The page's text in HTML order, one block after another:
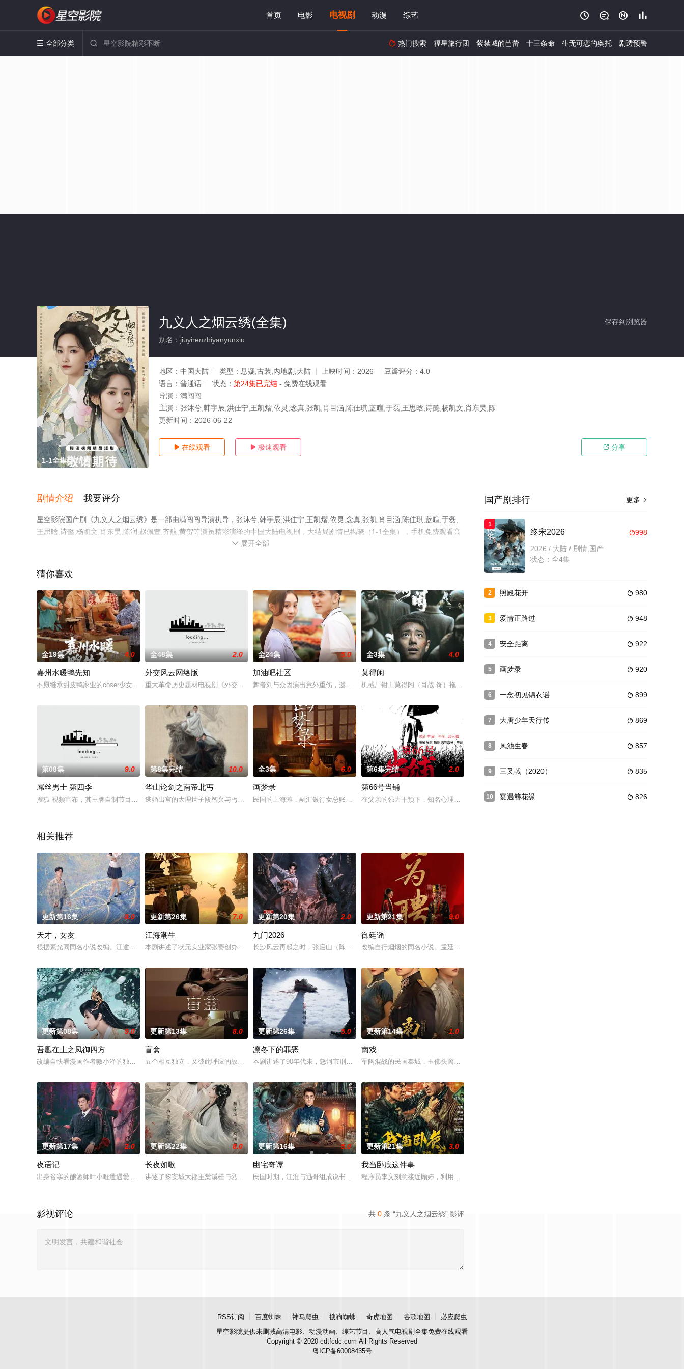
首页 电影 电视剧 动漫 综艺    
 全部分类   热门搜索 福星旅行团 紫禁城的芭蕾 十三条命 生无可恋的奥托 剧透预警
1-1全集/大结局
保存到浏览器
九义人之烟云绣(全集)
别名：jiuyirenzhiyanyunxiu
地区： 中国大陆 类型： 悬疑,古装,内地剧,大陆 上映时间： 2026 豆瓣评分： 4.0
语言： 普通话 状态： 第24集已完结 - 免费在线观看
导演： 满闯闯
主演： 张沐兮,韩宇辰,洪佳宁,王凯熠,依灵,念真,张凯,肖目涵,陈佳琪,蓝暄,于磊,王思晗,诗懿,杨凯文,肖东昊,陈
更新时间： 2026-06-22
 在线观看  极速观看  分享
剧情介绍 我要评分
星空影院国产剧《九义人之烟云绣》是一部由满闯闯导演执导，张沐兮,韩宇辰,洪佳宁,王凯熠,依灵,念真,张凯,肖目涵,陈佳琪,蓝暄,于磊,
王思晗,诗懿,杨凯文,肖东昊,陈润,赵佩萱,齐航,黄贺等演员精彩演绎的中国大陆电视剧，大结局剧情已揭晓（1-1全集），手机免费观看高
清无删减完整版电视剧全集就上星空影视，更多相关信息可移步至豆瓣电视剧、电视猫或剧情网等平台了解。
 展开全部
猜你喜欢
全19集 4.0
嘉州水暖鸭先知
不愿继承甜皮鸭家业的coser少女赵小柔，与母争吵后被对手卢晓晓撞倒，双双穿越至80年代嘉州。卢晓晓同
全48集 2.0
外交风云网络版
重大革命历史题材电视剧《外交风云》是一部宏伟壮观的史诗巨片，以宏大的历史视野，真实地再现新中国成立以来
全24集 5.0
加油吧社区
舞者刘与众因演出意外重伤，遗憾告别舞台梦。消沉返乡的他整日颓废度日，遭受旁人误解。在发小李胜利引荐下，
全3集 4.0
莫得闲
机械厂钳工莫得闲（肖战 饰）拖家带口随逃难队伍躲进山区，与被大部队遗忘的防空炮长肖衍（彭昱畅 饰）及
第08集 9.0
屌丝男士 第四季
搜狐 视频宣布，其王牌自制节目《屌 丝男士》系列第四季将于近期开拍。 在其开机发布会上，搜狐视频宣布来
第8集完结 10.0
华山论剑之南帝北丐
逃婚出宫的大理世子段智兴与丐帮弟子洪七一见如故，乌蛮女子依火误将洪七当作和亲对象，一场乌龙成就命定缘分
全3集 6.0
画梦录
民国的上海滩，融汇银行女总账姜心羽（唐诗逸饰）在升职的关口却遭人陷害，背负巨额亏空，需在十日内填补巨款
第6集完结 2.0
第66号当铺
在父亲的强力干预下，知名心理学家小梁被迫接手了家族的当铺生意。从此，小梁用新奇怪异的方式开启了自
相关推荐
更新第16集 8.0
天才，女友
根据素光同同名小说改编。江逾白长大以后，林知夏忽然对他说：“江逾白，我喜欢你，哲学和生物学意义上的喜欢
更新第26集 7.0
江海潮生
本剧讲述了状元实业家张謇创办大生企业，实业报国的故事。甲午战争后，国家蒙羞，张謇虽高中状元，却渴望寻求
更新第20集 2.0
九门2026
长沙风云再起之时，张启山（陈伟霆 饰）与吴老狗（曾舜晞 饰）强强联手，携手霍仙姑（陈瑶 饰）与九门诸人
更新第21集 9.0
御廷谣
改编自行烟烟的同名小说。孟廷辉，大平王朝有史以来个以女子进士科三元及第入翰林院的奇女子。十年前的
更新第08集 9.0
吾凰在上之凤御四方
改编自快看漫画作者嗷小泽的独家连载漫画《吾凰在上》。
更新第13集 8.0
盲盒
五个相互独立，又彼此呼应的故事——用一场精心策划的“夏令营”完成复仇的受害者；临终前与遗憾和解的“无用
更新第26集 5.0
凛冬下的罪恶
本剧讲述了90年代末，怒河市刑侦支队在无普及监控、无DNA鉴定技术的支持下，通过摸排、勘查等传统刑侦手
更新第14集 1.0
南戏
军阀混战的民国奉城，玉佛头离奇失窃，戏班主横尸戏台，将冷血少帅许又安与昆曲名伶荣筱楠推向不死不休
更新第17集 2.0
夜语记
出身贫寒的酿酒师叶小唯遭遇爱人程桉、恩师林晚媚的双重背叛。她从恨意中涅槃重生，借私生女桑落的身份入住程
更新第22集 8.0
长夜如歌
讲述了黎安城大郡主棠溪槿与烈云峥之间曲折动人的情感，以及他们在复杂局势中坚守初心、勇敢面对困难的爱情故
更新第16集 5.0
幽宅奇谭
民国时期，江淮与迅哥组成说书班子，偶遇“白天人住屋，晚上鬼占房”的阴阳宅，江淮被掳走配“阴婚”。他与女
更新第21集 3.0
我当卧底这件事
程序员李文刻意接近顾婷，利用顾炎女儿奴的属性，请求老炮儿顾炎带自己用程序员身份卧底电诈集团以求查
共 0 条 “九义人之烟云绣” 影评
影视评论
更多 
国产剧排行
1
998
终宋2026
2026 / 大陆 / 剧情,国产
状态：全4集
2  980
照殿花开
3  948
爱情正路过
4  922
安全距离
5  920
画梦录
6  899
一念初见锦衣谣
7  869
大唐少年天行传
8  857
凤池生春
9  835
三叉戟（2020）
10  826
宴遇簪花缘
RSS订阅 百度蜘蛛 神马爬虫 搜狗蜘蛛 奇虎地图 谷歌地图
必应爬虫
星空影院提供未删减高清电影、动漫动画、综艺节目、高人气电视剧全集免费在线观看
Copyright © 2020 cdtfcdc.com All Rights Reserved
粤ICP备60008435号